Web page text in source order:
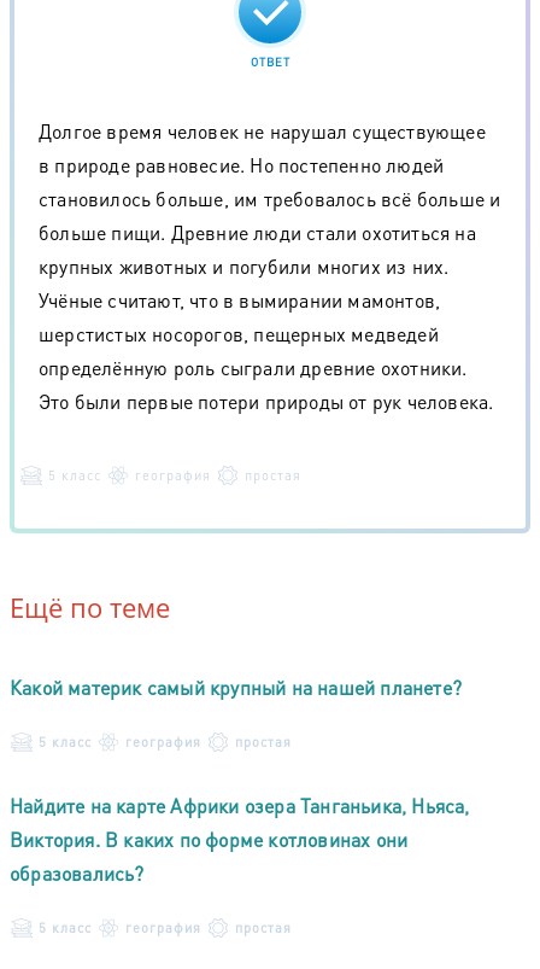
ОТВЕТ
Долгое время человек не нарушал существующее
в природе равновесие. Но постепенно людей
становилось больше, им требовалось всё больше и
больше пищи. Древние люди стали охотиться на
крупных животных и погубили многих из них.
Учёные считают, что в вымирании мамонтов,
шерстистых носорогов, пещерных медведей
определённую роль сыграли древние охотники.
Это были первые потери природы от рук человека.
5 класс география простая
Ещё по теме
Какой материк самый крупный на нашей планете?
5 класс география простая
Найдите на карте Африки озера Танганьика, Ньяса,
Виктория. В каких по форме котловинах они
образовались?
5 класс география простая